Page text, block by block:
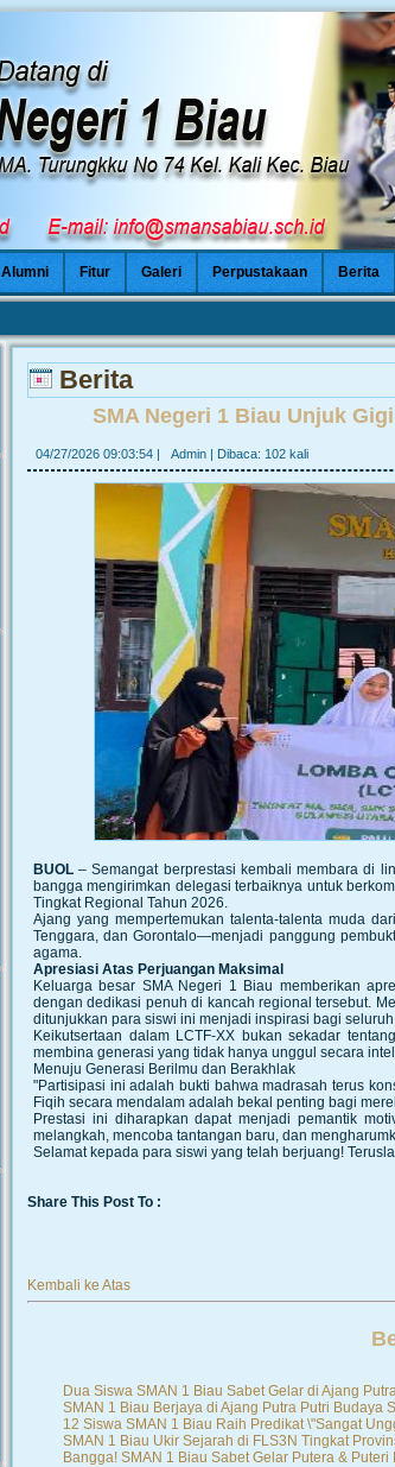
Alumni Fitur Galeri Perpustakaan Berita
Berita
SMA Negeri 1 Biau Unjuk
04/27/2026 09:03:54 | Admin | Dibaca: 102 kali
BUOL – Semangat berprestasi kembali membara di
bangga mengirimkan delegasi terbaiknya untuk
Tingkat Regional Tahun 2026.
Ajang yang mempertemukan talenta-talenta muda
Tenggara, dan Gorontalo—menjadi panggung
agama.
Apresiasi Atas Perjuangan Maksimal
Keluarga besar SMA Negeri 1 Biau memberikan
dengan dedikasi penuh di kancah regional tersebut.
ditunjukkan para siswi ini menjadi inspirasi bagi
Keikutsertaan dalam LCTF-XX bukan sekadar
membina generasi yang tidak hanya unggul secara
Menuju Generasi Berilmu dan Berakhlak
"Partisipasi ini adalah bukti bahwa madrasah terus
Fiqih secara mendalam adalah bekal penting bagi
Prestasi ini diharapkan dapat menjadi pemantik
melangkah, mencoba tantangan baru, dan
Selamat kepada para siswi yang telah berjuang!
Share This Post To :
Kembali ke Atas
Dua Siswa SMAN 1 Biau Sabet Gelar di Ajang
SMAN 1 Biau Berjaya di Ajang Putra Putri Budaya
12 Siswa SMAN 1 Biau Raih Predikat \"Sangat
SMAN 1 Biau Ukir Sejarah di FLS3N Tingkat
Bangga! SMAN 1 Biau Sabet Gelar Putera &